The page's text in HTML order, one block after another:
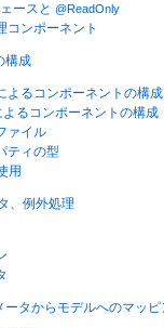
ースと @ReadOnly
コンポーネント
構成
よるコンポーネントの構成
よるコンポーネントの構成
ァイル
ティの型
用
、例外処理
ータからモデルへのマッピ